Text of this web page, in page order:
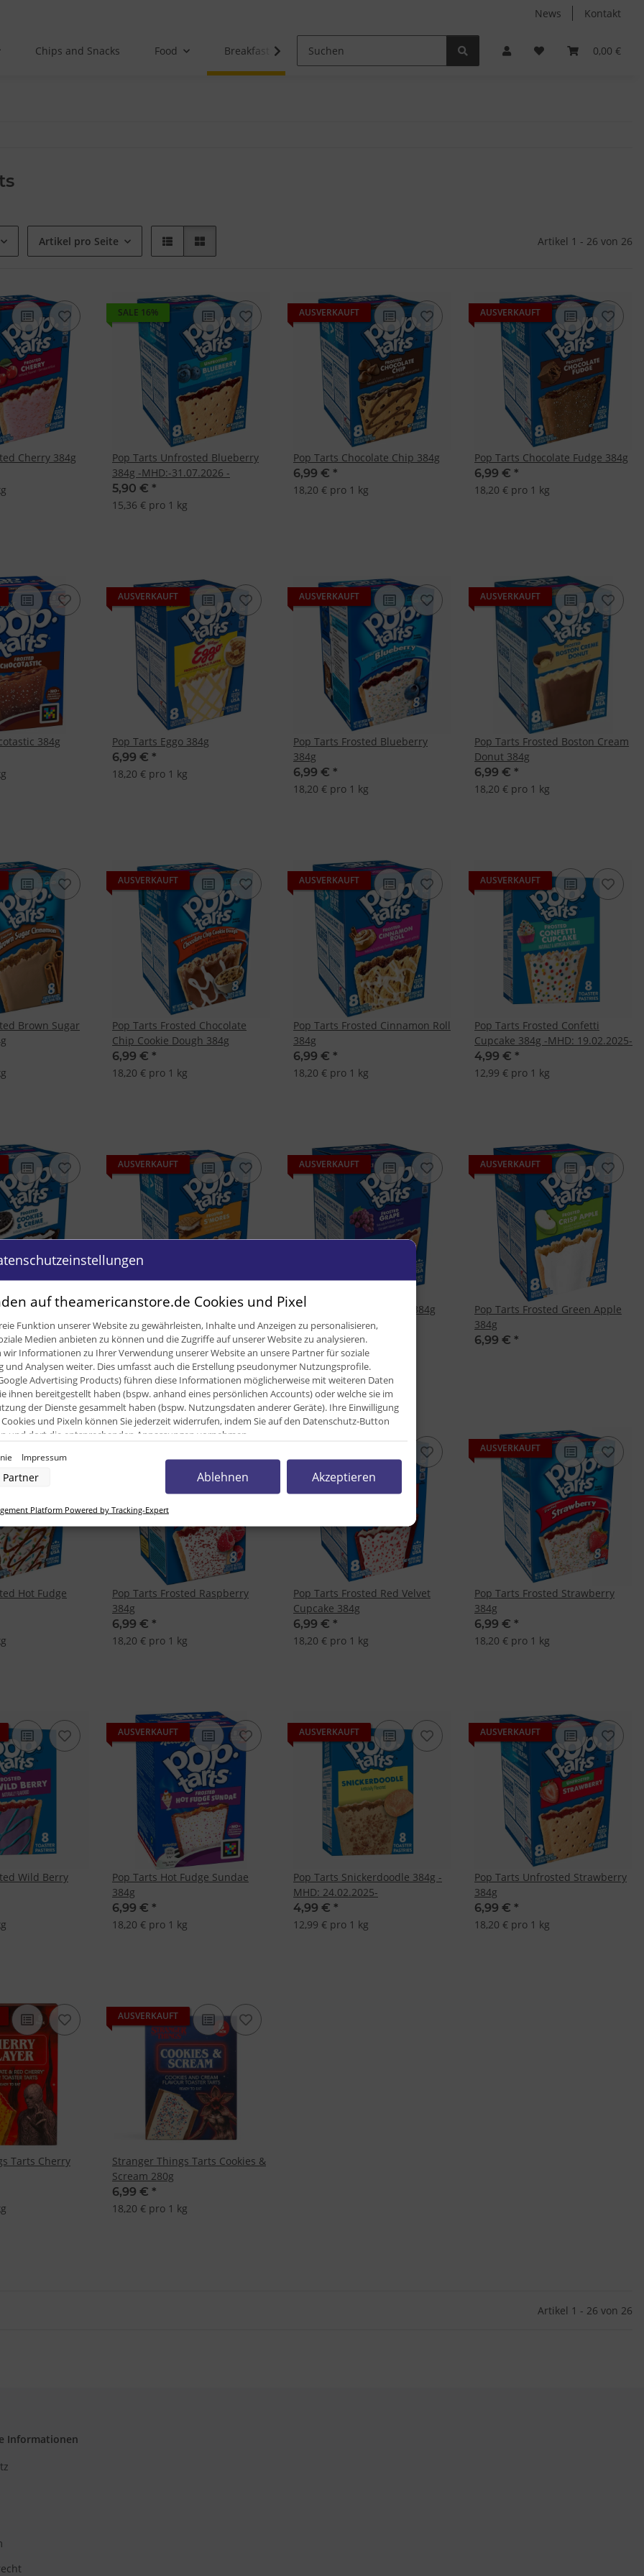
News Kontakt
0,00 €
Chips and Snacks Food Breakfast Non-Food
Artikel pro Seite Artikel 1 - 26 von 26
Cherry 384g
SALE 16%
Pop Tarts Unfrosted Blueberry
384g -MHD:-31.07.2026 -
5,90 € *
15,36 € pro 1 kg
AUSVERKAUFT
Pop Tarts Chocolate Chip 384g
6,99 € *
18,20 € pro 1 kg
AUSVERKAUFT
Pop Tarts Chocolate Fudge 384g
6,99 € *
18,20 € pro 1 kg
384g
AUSVERKAUFT
Pop Tarts Eggo 384g
6,99 € *
18,20 € pro 1 kg
AUSVERKAUFT
Pop Tarts Frosted Blueberry
384g
6,99 € *
18,20 € pro 1 kg
AUSVERKAUFT
Pop Tarts Frosted Boston Cream
Donut 384g
6,99 € *
18,20 € pro 1 kg
Brown Sugar
AUSVERKAUFT
Pop Tarts Frosted Chocolate
Chip Cookie Dough 384g
6,99 € *
18,20 € pro 1 kg
AUSVERKAUFT
Pop Tarts Frosted Cinnamon Roll
384g
6,99 € *
18,20 € pro 1 kg
AUSVERKAUFT
Pop Tarts Frosted Confetti
Cupcake 384g -MHD: 19.02.2025-
4,99 € *
12,99 € pro 1 kg
Cookies and
AUSVERKAUFT
Pop Tarts Frosted Frosted
S'Mores 384g
6,99 €*
18,20 € pro 1 kg
AUSVERKAUFT
Pop Tarts Frosted Grape 384g
6,99 €*
18,20 € pro 1 kg
AUSVERKAUFT
Pop Tarts Frosted Green Apple
384g
6,99 € *
Hot Fudge
Pop Tarts Frosted Raspberry
384g
6,99 € *
18,20 € pro 1 kg
Pop Tarts Frosted Red Velvet
Cupcake 384g
6,99 € *
18,20 € pro 1 kg
AUSVERKAUFT
Pop Tarts Frosted Strawberry
384g
6,99 € *
18,20 € pro 1 kg
Wild Berry
AUSVERKAUFT
Pop Tarts Hot Fudge Sundae
384g
6,99 € *
18,20 € pro 1 kg
AUSVERKAUFT
Pop Tarts Snickerdoodle 384g -
MHD: 24.02.2025-
4,99 € *
12,99 € pro 1 kg
AUSVERKAUFT
Pop Tarts Unfrosted Strawberry
384g
6,99 € *
18,20 € pro 1 kg
Tarts Cherry
AUSVERKAUFT
Stranger Things Tarts Cookies &
Scream 280g
6,99 € *
18,20 € pro 1 kg
Artikel 1 - 26 von 26
Informationen
auf theamericanstore.de Cookies und Pixel
Funktion unserer Website zu gewährleisten, Inhalte und Anzeigen zu personalisieren,
Medien anbieten zu können und die Zugriffe auf unserer Website zu analysieren.
wir Informationen zu Ihrer Verwendung unserer Website an unsere Partner für soziale
und Analysen weiter. Dies umfasst auch die Erstellung pseudonymer Nutzungsprofile.
Advertising Products) führen diese Informationen möglicherweise mit weiteren Daten
ihnen bereitgestellt haben (bspw. anhand eines persönlichen Accounts) oder welche sie im
der Dienste gesammelt haben (bspw. Nutzungsdaten anderer Geräte). Ihre Einwilligung
und Pixeln können Sie jederzeit widerrufen, indem Sie auf den Datenschutz-Button
und dort die entsprechenden Anpassungen vornehmen.
durch unsere Partner:
Zugriff auf Informationen auf einem Endgerät
Daten zur Auswahl von Werbeanzeigen
für personalisierte Werbung
zur Auswahl personalisierter Werbung
zur Personalisierung von Inhalten
Profilen zur Auswahl personalisierter Inhalte
von Inhalten
durch Statistiken oder Kombinationen von Daten aus verschiedenen Quellen
Verbesserung der Angebote
Daten zur Auswahl von Inhalten
Standortdaten
zur Identifikation aktiv abfragen
Impressum
Partner Ablehnen Akzeptieren
Platform Powered by Tracking-Expert